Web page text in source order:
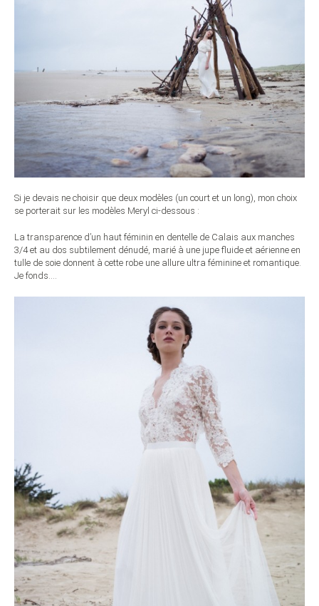
Si je devais ne choisir que deux modèles (un court et un long), mon choix
se porterait sur les modèles Meryl ci-dessous :
La transparence d’un haut féminin en dentelle de Calais aux manches
3/4 et au dos subtilement dénudé, marié à une jupe fluide et aérienne en
tulle de soie donnent à cette robe une allure ultra féminine et romantique.
Je fonds….